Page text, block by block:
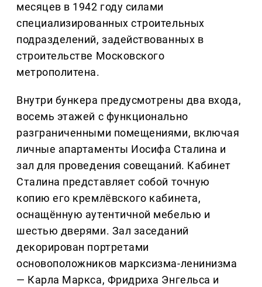
месяцев в 1942 году силами
специализированных строительных
подразделений, задействованных в
строительстве Московского
метрополитена.
Внутри бункера предусмотрены два входа,
восемь этажей с функционально
разграниченными помещениями, включая
личные апартаменты Иосифа Сталина и
зал для проведения совещаний. Кабинет
Сталина представляет собой точную
копию его кремлёвского кабинета,
оснащённую аутентичной мебелью и
шестью дверями. Зал заседаний
декорирован портретами
основоположников марксизма-ленинизма
— Карла Маркса, Фридриха Энгельса и